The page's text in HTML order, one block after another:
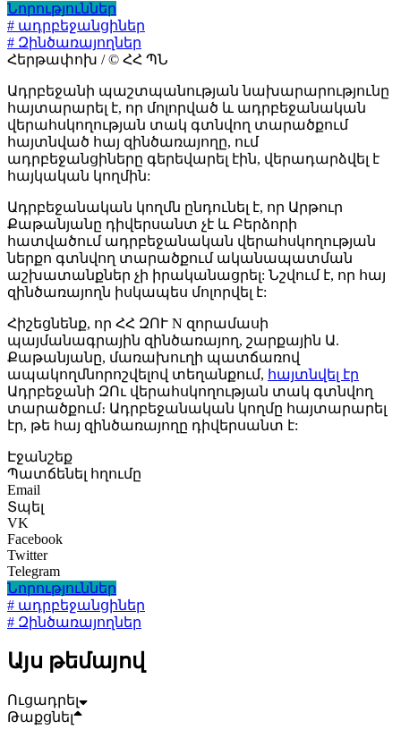
Նորություններ
# ադրբեջանցիներ
# Զինծառայողներ
Հերթափոխ / © ՀՀ ՊՆ
Ադրբեջանի պաշտպանության նախարարությունը
հայտարարել է, որ մոլորված և ադրբեջանական
վերահսկողության տակ գտնվող տարածքում
հայտնված հայ զինծառայողը, ում
ադրբեջանցիները գերեվարել էին, վերադարձվել է
հայկական կողմին:
Ադրբեջանական կողմն ընդունել է, որ Արթուր
Քաթանյանը դիվերսանտ չէ և Բերձորի
հատվածում ադրբեջանական վերահսկողության
ներքո գտնվող տարածքում ականապատման
աշխատանքներ չի իրականացրել: Նշվում է, որ հայ
զինծառայողն իսկապես մոլորվել է:
Հիշեցնենք, որ ՀՀ ԶՈՒ N զորամասի
պայմանագրային զինծառայող, շարքային Ա.
Քաթանյանը, մառախուղի պատճառով
ապակողմնորոշվելով տեղանքում, հայտնվել էր
Ադրբեջանի ԶՈւ վերահսկողության տակ գտնվող
տարածքում։ Ադրբեջանական կողմը հայտարարել
էր, թե հայ զինծառայողը դիվերսանտ է:
Էջանշեք
Պատճենել հղումը
Email
Տպել
VK
Facebook
Twitter
Telegram
Նորություններ
# ադրբեջանցիներ
# Զինծառայողներ
Այս թեմայով
Ուցադրել
Թաքցնել